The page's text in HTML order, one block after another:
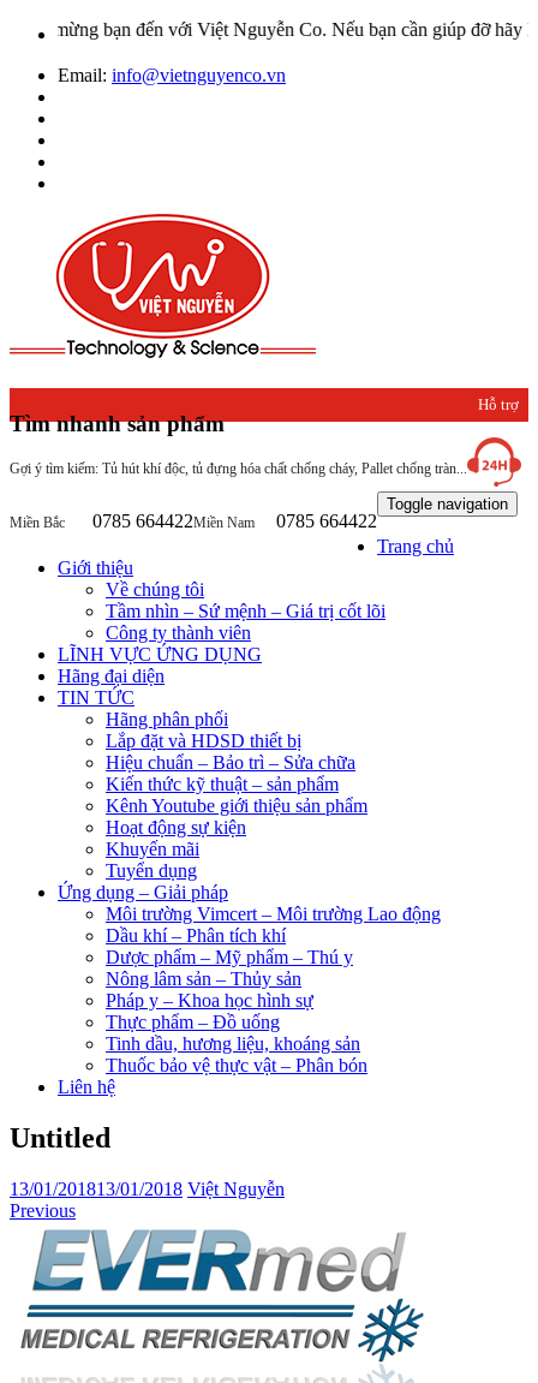
mừng bạn đến với Việt Nguyễn Co. Nếu bạn cần giúp đỡ hãy liên
Email: info@vietnguyenco.vn
Tìm nhanh sản phẩm
Gợi ý tìm kiếm: Tủ hút khí độc, tủ đựng hóa chất chống cháy, Pallet chống tràn...
Hỗ trợ
khách
hàng
Miền Bắc 0785 664422Miền Nam 0785 664422
Toggle navigation
Trang chủ
Giới thiệu
Về chúng tôi
Tầm nhìn – Sứ mệnh – Giá trị cốt lõi
Công ty thành viên
LĨNH VỰC ỨNG DỤNG
Hãng đại diện
TIN TỨC
Hãng phân phối
Lắp đặt và HDSD thiết bị
Hiệu chuẩn – Bảo trì – Sửa chữa
Kiến thức kỹ thuật – sản phẩm
Kênh Youtube giới thiệu sản phẩm
Hoạt động sự kiện
Khuyến mãi
Tuyển dụng
Ứng dụng – Giải pháp
Môi trường Vimcert – Môi trường Lao động
Dầu khí – Phân tích khí
Dược phẩm – Mỹ phẩm – Thú y
Nông lâm sản – Thủy sản
Pháp y – Khoa học hình sự
Thực phẩm – Đồ uống
Tinh dầu, hương liệu, khoáng sản
Thuốc bảo vệ thực vật – Phân bón
Liên hệ
Untitled
13/01/201813/01/2018 Việt Nguyễn
Previous